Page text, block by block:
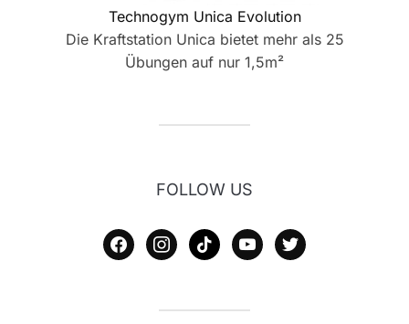
Technogym Unica Evolution
Die Kraftstation Unica bietet mehr als 25
Übungen auf nur 1,5m²
FOLLOW US
facebookinstagram
tiktok youtubetwitter